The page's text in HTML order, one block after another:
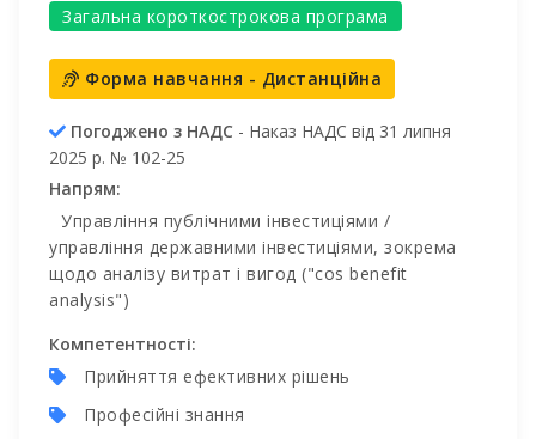
Загальна короткострокова програма
Форма навчання - Дистанційна
Погоджено з НАДС - Наказ НАДС від 31 липня
2025 р. № 102-25
Напрям:
Управління публічними інвестиціями /
управління державними інвестиціями, зокрема
щодо аналізу витрат і вигод ("cos benefit
analysis")
Компетентності:
Прийняття ефективних рішень
Професійні знання